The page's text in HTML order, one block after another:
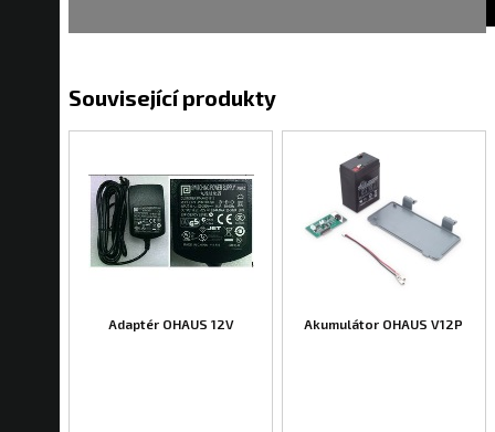
Související produkty
Adaptér OHAUS 12V Akumulátor OHAUS V12P